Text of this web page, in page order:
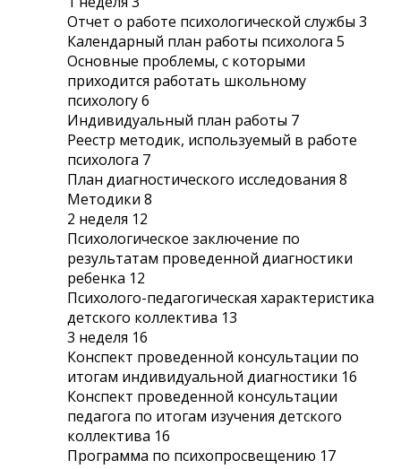
Отчет о работе психологической службы 3
Календарный план работы психолога 5
Основные проблемы, с которыми
приходится работать школьному
психологу 6
Индивидуальный план работы 7
Реестр методик, используемый в работе
психолога 7
План диагностического исследования 8
Методики 8
2 неделя 12
Психологическое заключение по
результатам проведенной диагностики
ребенка 12
Психолого-педагогическая характеристика
детского коллектива 13
3 неделя 16
Конспект проведенной консультации по
итогам индивидуальной диагностики 16
Конспект проведенной консультации
педагога по итогам изучения детского
коллектива 16
Программа по психопросвещению 17